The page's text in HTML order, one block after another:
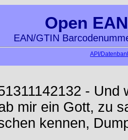
Open
EAN/GTIN
API/
-
mir ein Gott, zu
kennen,